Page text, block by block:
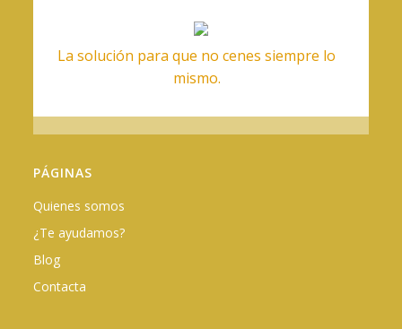
La solución para que no cenes siempre lo
mismo.
PÁGINAS
Quienes somos
¿Te ayudamos?
Blog
Contacta